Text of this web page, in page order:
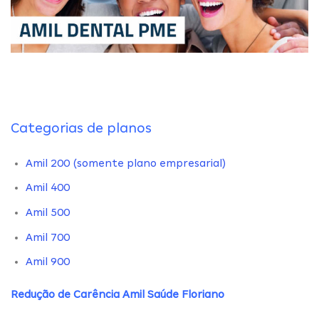
Categorias de planos
Amil 200 (somente plano empresarial)
Amil 400
Amil 500
Amil 700
Amil 900
Redução de Carência Amil Saúde Floriano